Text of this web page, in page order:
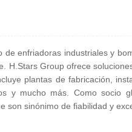
enfriadoras industriales y
Group ofrece
plantas de fabricación,
y mucho más. Como socio
son sinónimo de fiabilidad y